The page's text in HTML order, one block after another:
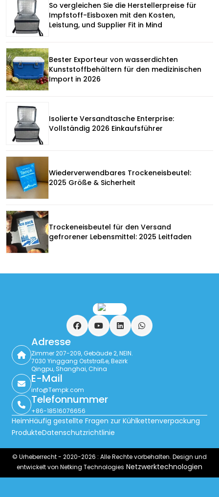
So vergleichen Sie die Herstellerpreise für
Impfstoff-Eisboxen mit den Kosten,
Leistung, und Supplier Fit in Mind
Bester Exporteur von wasserdichten
Kunststoffbehältern für den medizinischen
Import in 2026
Isolierte Versandtasche Enterprise:
Vollständig 2026 Einkaufsführer
Wiederverwendbares Trockeneisbeutel:
2025 Größe & Sicherheit
Trockeneisbeutel für den Versand
gefrorener Lebensmittel: 2025 Leitfaden
FacebookYouTubeLinkedInWhatsApp
Adresse
Zimmer 207-209, Gebäude 2, NEIN.
7030 Yinggang Oststraße, Bezirk
Qingpu, Shanghai, China
E-Mail
info@Tempk.com
Telefonnummer
+86-18516076656
HeimHäufig gestellte Fragen zur Kühlkettenverpackung
ProdukteDatenschutzrichtlinie
© Urheberrecht - 2020-2026 : Alle Rechte vorbehalten. Design und
entwickelt von Netking Technologies Netzwerktechnologien